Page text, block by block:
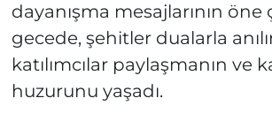
dayanışma mesajlarının öne
gecede, şehitler dualarla
katılımcılar paylaşmanın ve
huzurunu yaşadı.